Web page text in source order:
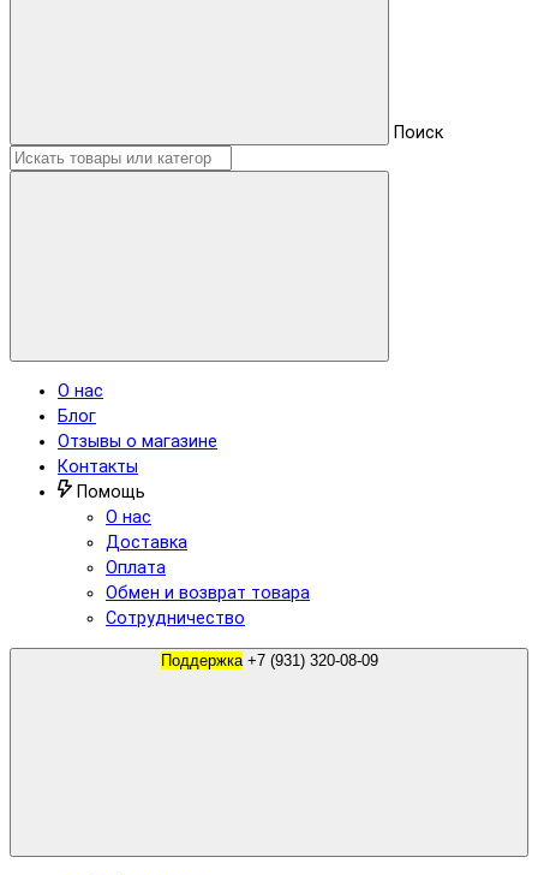
Поиск
О нас
Блог
Отзывы о магазине
Контакты
Помощь
О нас
Доставка
Оплата
Обмен и возврат товара
Сотрудничество
Поддержка +7 (931) 320-08-09